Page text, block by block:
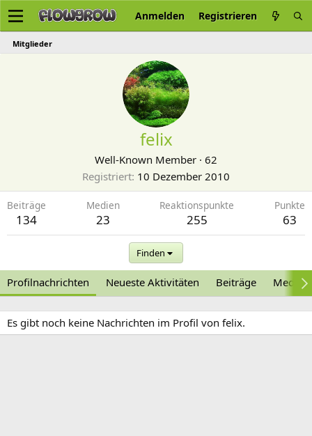
Anmelden Registrieren
Mitglieder
felix
Well-Known Member · 62
Registriert 10 Dezember 2010
Beiträge
134
Medien
23
Reaktionspunkte
255
Punkte
63
Finden
Profilnachrichten Neueste Aktivitäten Beiträge Medien
Es gibt noch keine Nachrichten im Profil von felix.